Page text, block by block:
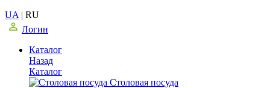
UA | RU
Логин
Каталог
Назад
Каталог
Столовая посуда